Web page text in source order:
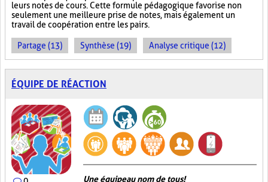
leurs notes de cours. Cette formule pédagogique favorise non
seulement une meilleure prise de notes, mais également un
travail de coopération entre les pairs.
Partage (13) Synthèse (19) Analyse critique (12)
ÉQUIPE DE RÉACTION
Une équipe au nom de tous!